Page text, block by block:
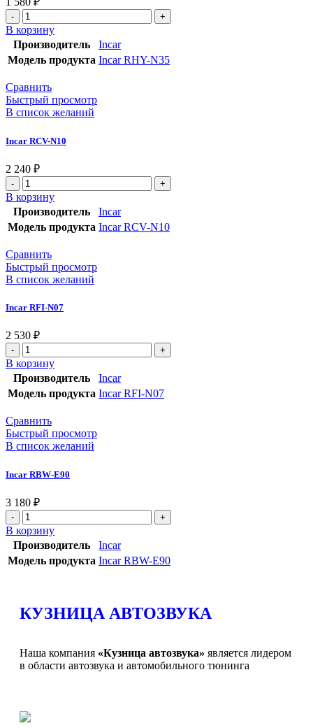
В корзину
Производитель
Incar
Модель продукта Incar RHY-N35
Сравнить
Быстрый просмотр
В список желаний
Incar RCV-N10
2 240 ₽
В корзину
Производитель
Incar
Модель продукта Incar RCV-N10
Сравнить
Быстрый просмотр
В список желаний
Incar RFI-N07
2 530 ₽
В корзину
Производитель
Incar
Модель продукта Incar RFI-N07
Сравнить
Быстрый просмотр
В список желаний
Incar RBW-Е90
3 180 ₽
В корзину
Производитель
Incar
Модель продукта Incar RBW-Е90
КУЗНИЦА АВТОЗВУКА
Наша компания «Кузница автозвука» является лидером
в области автозвука и автомобильного тюнинга